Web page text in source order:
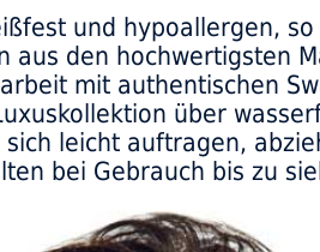
und hypoallergen, so
aus den hochwertigsten
mit authentischen
über
leicht auftragen,
bei Gebrauch bis zu